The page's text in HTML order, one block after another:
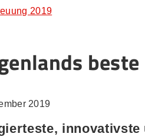
2019
2019